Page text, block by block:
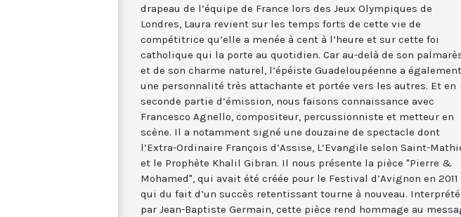
drapeau de l’équipe de France lors des Jeux Olympiques de
Londres, Laura revient sur les temps forts de cette vie de
compétitrice qu’elle a menée à cent à l’heure et sur cette foi
catholique qui la porte au quotidien. Car au-delà de son
et de son charme naturel, l’épéiste Guadeloupéenne a également
une personnalité très attachante et portée vers les autres. Et en
seconde partie d’émission, nous faisons connaissance avec
Francesco Agnello, compositeur, percussionniste et metteur en
scène. Il a notamment signé une douzaine de spectacle dont
l’Extra-Ordinaire François d’Assise, L’Evangile selon Saint-
et le Prophète Khalil Gibran. Il nous présente la pièce "Pierre &
Mohamed", qui avait été créée pour le Festival d’Avignon en 2011
qui du fait d’un succès retentissant tourne à nouveau.
par Jean-Baptiste Germain, cette pièce rend hommage au